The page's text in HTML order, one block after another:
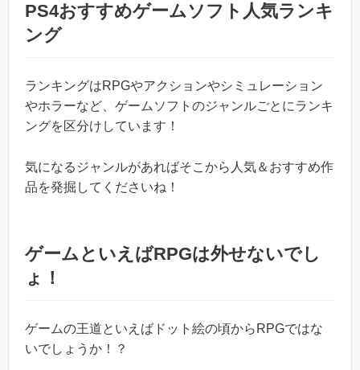
PS4おすすめゲームソフト人気ランキ
ング
ランキングはRPGやアクションやシミュレーション
やホラーなど、ゲームソフトのジャンルごとにランキ
ングを区分けしています！
気になるジャンルがあればそこから人気＆おすすめ作
品を発掘してくださいね！
ゲームといえばRPGは外せないでし
ょ！
ゲームの王道といえばドット絵の頃からRPGではな
いでしょうか！？